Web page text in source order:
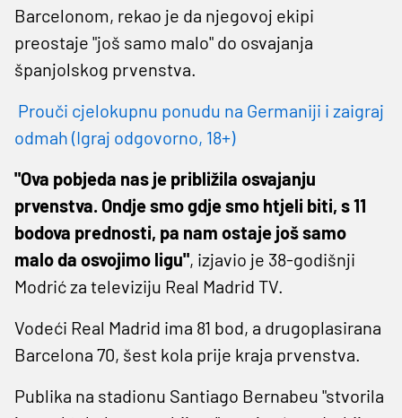
Barcelonom, rekao je da njegovoj ekipi
preostaje "još samo malo" do osvajanja
španjolskog prvenstva.
Prouči cjelokupnu ponudu na Germaniji i zaigraj
odmah (Igraj odgovorno, 18+)
"Ova pobjeda nas je približila osvajanju
prvenstva. Ondje smo gdje smo htjeli biti, s 11
bodova prednosti, pa nam ostaje još samo
malo da osvojimo ligu", izjavio je 38-godišnji
Modrić za televiziju Real Madrid TV.
Vodeći Real Madrid ima 81 bod, a drugoplasirana
Barcelona 70, šest kola prije kraja prvenstva.
Publika na stadionu Santiago Bernabeu "stvorila